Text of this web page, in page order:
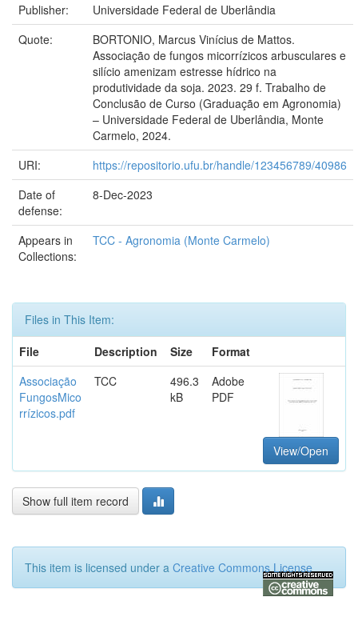
Publisher:
Universidade Federal de Uberlândia
Quote:
BORTONIO, Marcus Vinícius de Mattos.
Associação de fungos micorrízicos arbusculares e
silício amenizam estresse hídrico na
produtividade da soja. 2023. 29 f. Trabalho de
Conclusão de Curso (Graduação em Agronomia)
– Universidade Federal de Uberlândia, Monte
Carmelo, 2024.
URI:
https://repositorio.ufu.br/handle/123456789/40986
Date of
defense:
8-Dec-2023
Appears in
Collections:
TCC - Agronomia (Monte Carmelo)
Files in This Item:
File
Description Size
Format
Associação
FungosMico
rrízicos.pdf
TCC
496.3
kB
Adobe
PDF
View/Open
Show full item record
This item is licensed under a Creative Commons License